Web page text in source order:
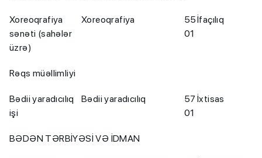
Xoreoqrafiya
sənəti (sahələr
üzrə)
Rəqs müəllimliyi
Xoreoqrafiya
55
01
İfaçılıq
Bədii yaradıcılıq
işi
Bədii yaradıcılıq
57
01
İxtisas
BƏDƏN TƏRBİYƏSİ VƏ İDMAN